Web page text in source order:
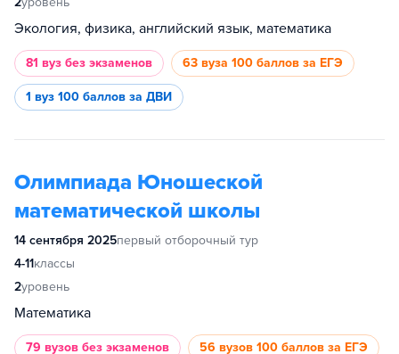
Экология, физика, английский язык, математика
81 вуз без экзаменов 63 вуза 100 баллов за ЕГЭ
1 вуз 100 баллов за ДВИ
Олимпиада Юношеской
математической школы
14 сентября 2025первый отборочный тур
4-11классы
2уровень
Математика
79 вузов без экзаменов 56 вузов 100 баллов за ЕГЭ